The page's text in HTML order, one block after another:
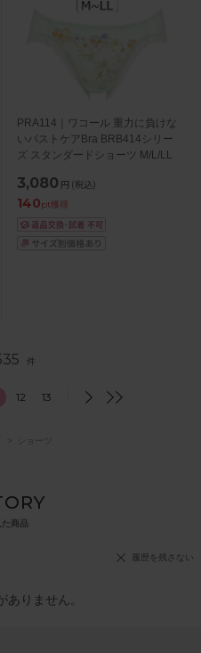
PRA114｜ワコール 重力に負けな
いバストケアBra BRB414シリー
ズ スタンダードショーツ M/L/LL
3,080 円 (税込)
140pt獲得
件
12 13
商品
履歴を残さない
ありません。